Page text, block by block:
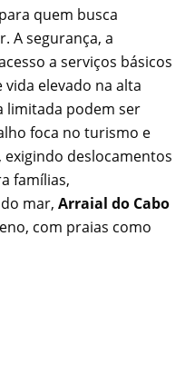
quem busca
A segurança, a
a serviços básicos
elevado na alta
limitada podem ser
foca no turismo e
exigindo deslocamentos
famílias,
mar, Arraial do Cabo
com praias como